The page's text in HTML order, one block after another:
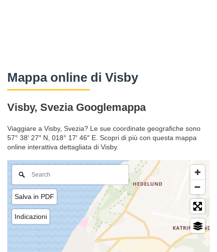
Mappa online di Visby
Visby, Svezia Googlemappa
Viaggiare a Visby, Svezia? Le sue coordinate geografiche sono
57° 38′ 27″ N, 018° 17′ 46″ E. Scopri di più con questa mappa
online interattiva dettagliata di Visby.
Salva in PDF
Indicazioni